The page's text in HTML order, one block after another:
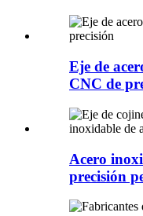
Eje de
CNC de
Acero
precisión